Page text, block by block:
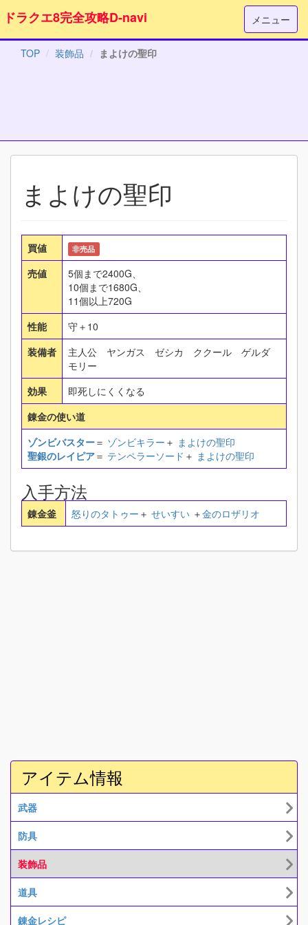
メニュー
ドラクエ8完全攻略D-navi
TOP 装飾品 まよけの聖印
まよけの聖印
買値 非売品
売値
5個まで2400G、
10個まで1680G、
11個以上720G
性能
守＋10
装備者
主人公 ヤンガス ゼシカ ククール ゲルダ
モリー
効果
即死しにくくなる
錬金の使い道
ゾンビバスター＝ ゾンビキラー ＋ まよけの聖印
聖銀のレイピア＝ テンペラーソード ＋ まよけの聖印
入手方法
錬金釜 怒りのタトゥー ＋ せいすい ＋金のロザリオ
アイテム情報
武器
防具
装飾品
道具
錬金レシピ